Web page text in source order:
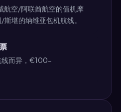
航空/阿联酋航空的值机摩
堪的纳维亚包机航线。
线而异，€100-